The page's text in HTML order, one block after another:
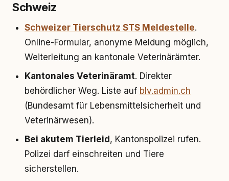
Schweiz
Schweizer Tierschutz STS Meldestelle.
Online-Formular, anonyme Meldung möglich,
Weiterleitung an kantonale Veterinärämter.
Kantonales Veterinäramt. Direkter
behördlicher Weg. Liste auf blv.admin.ch
(Bundesamt für Lebensmittelsicherheit und
Veterinärwesen).
Bei akutem Tierleid , Kantonspolizei rufen.
Polizei darf einschreiten und Tiere
sicherstellen.